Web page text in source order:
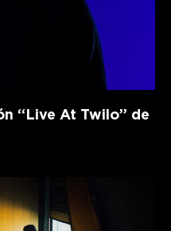
“Live At Twilo” de